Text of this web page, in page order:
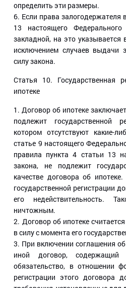
определить эти размеры.
6. Если права залогодержателя
13 настоящего Федерального
закладной, на это указывается
исключением случаев выдачи
силу закона.
Статья 10. Государственная
ипотеке
1. Договор об ипотеке
подлежит государственной
котором отсутствуют какие-
статье 9 настоящего
правила пункта 4 статьи 13
закона, не подлежит
качестве договора об
государственной регистрации
его недействительность.
ничтожным.
2. Договор об ипотеке
в силу с момента его
3. При включении соглашения
иной договор, содержащий
обязательство, в отношении
регистрации этого